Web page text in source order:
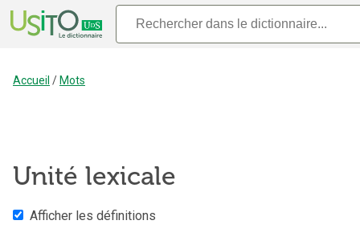
Accueil / Mots
Unité lexicale
Afficher les définitions